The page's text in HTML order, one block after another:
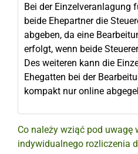
Bei der Einzelveranlagung
beide Ehepartner die
abgeben, da eine
erfolgt, wenn beide
Des weiteren kann die
Ehegatten bei der
kompakt nur online
Co należy wziąć pod uwagę
indywidualnego rozliczenia